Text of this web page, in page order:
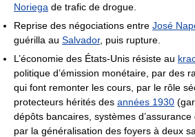
Noriega de trafic de drogue.
Reprise des négociations entre José
guérilla au Salvador, puis rupture.
L’économie des États-Unis résiste au
politique d’émission monétaire, par des
qui font remonter les cours, par le rôle
protecteurs hérités des années 1930
dépôts bancaires, systèmes
par la généralisation des foyers à deux